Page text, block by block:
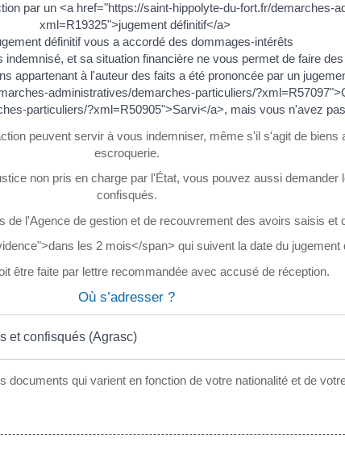
par un <a href="https://saint-hippolyte-du-fort.fr/demarches-
xml=R19325">jugement définitif</a>
définitif vous a accordé des dommages-intérêts
indemnisé, et sa situation financière ne vous permet de faire
appartenant à l'auteur des faits a été prononcée par un
administratives/demarches-particuliers/
particuliers/?xml=R50905">Sarvi</a>, mais vous n'avez
peuvent servir à vous indemniser, même s'il s'agit de
escroquerie.
non pris en charge par l'État, vous pouvez aussi demander
confisqués.
de l'Agence de gestion et de recouvrement des avoirs saisis et
les 2 mois</span> qui suivent la date du
être faite par lettre recommandée avec accusé de réception.
Où s’adresser ?
et confisqués (Agrasc)
documents qui varient en fonction de votre nationalité et de